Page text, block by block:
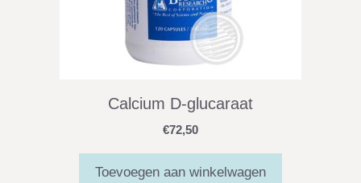
Calcium D-glucaraat
€72,50
Toevoegen aan winkelwagen